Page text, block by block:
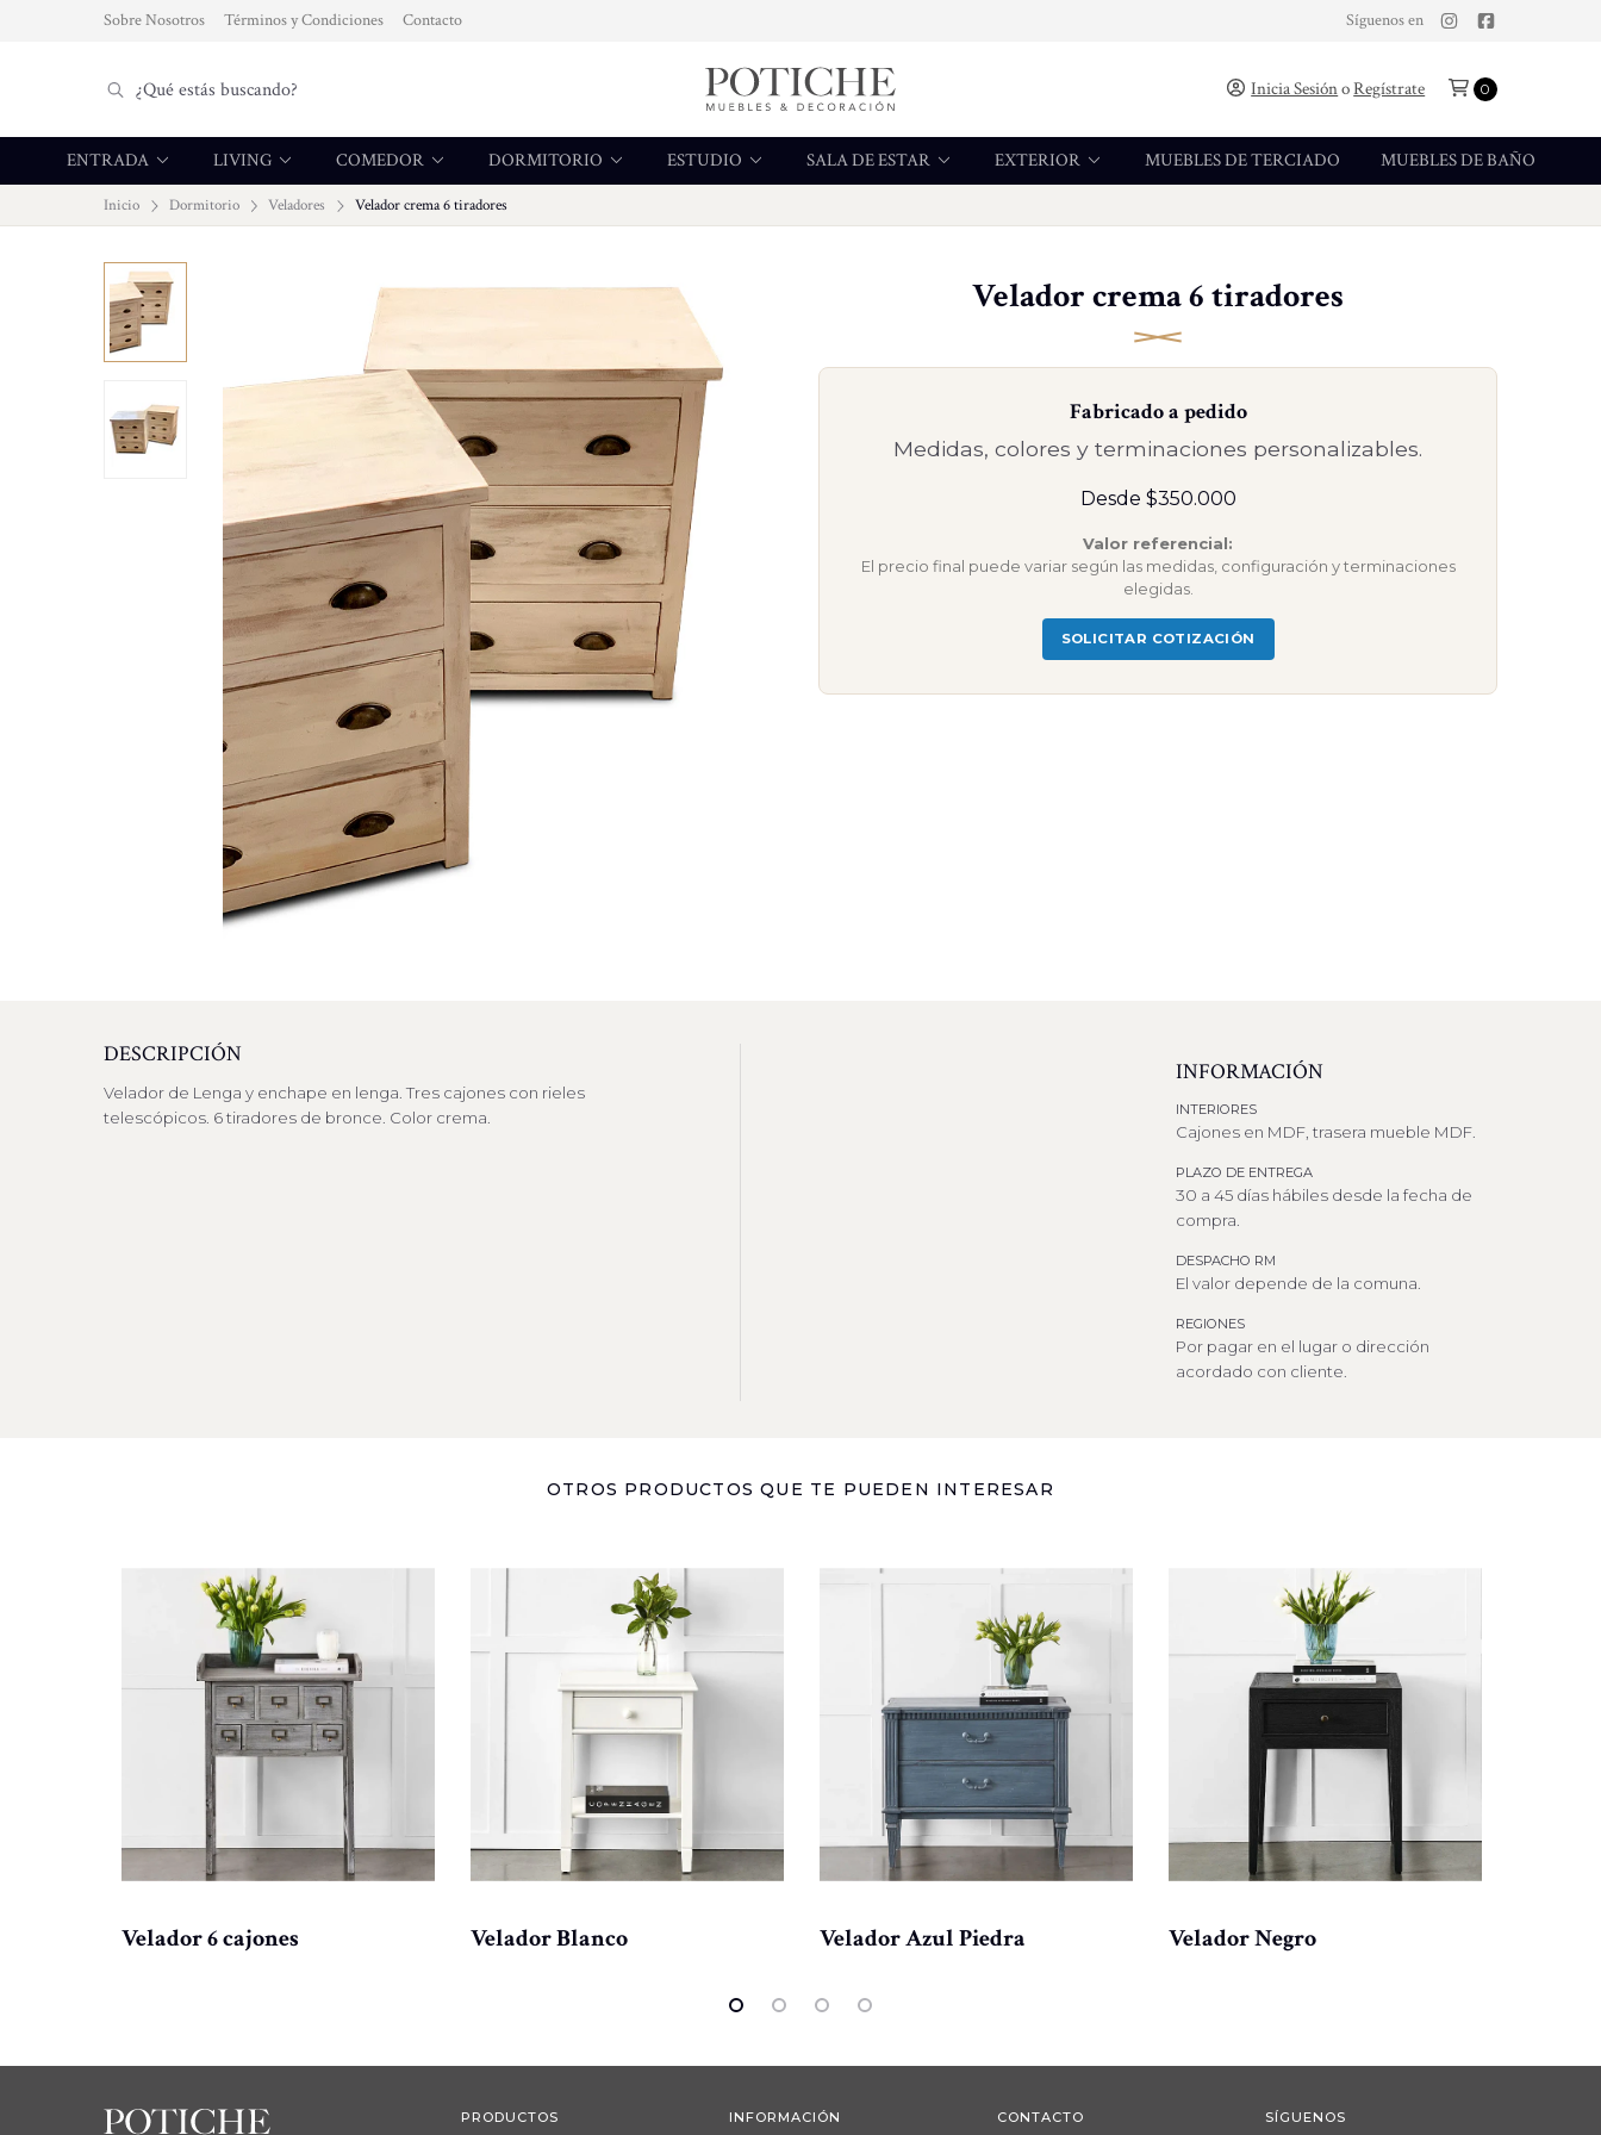
Sobre Nosotros Términos y Condiciones Contacto Síguenos en
Inicia SesiónoRegístrate 0
ENTRADA LIVING COMEDOR DORMITORIO ESTUDIO SALA DE ESTAR EXTERIOR MUEBLES DE TERCIADO MUEBLES DE BAÑO
Inicio Dormitorio Veladores Velador crema 6 tiradores
Velador crema 6 tiradores
Fabricado a pedido
Medidas, colores y terminaciones personalizables.
Desde $350.000
Valor referencial:
El precio final puede variar según las medidas, configuración y terminaciones
elegidas.
SOLICITAR COTIZACIÓN
DESCRIPCIÓN
Velador de Lenga y enchape en lenga. Tres cajones con rieles
telescópicos. 6 tiradores de bronce. Color crema.
INFORMACIÓN
INTERIORES
Cajones en MDF, trasera mueble MDF.
PLAZO DE ENTREGA
30 a 45 días hábiles desde la fecha de
compra.
DESPACHO RM
El valor depende de la comuna.
REGIONES
Por pagar en el lugar o dirección
acordado con cliente.
OTROS PRODUCTOS QUE TE PUEDEN INTERESAR
Velador 6 cajones Velador Blanco Velador Azul Piedra Velador Negro
PRODUCTOS INFORMACIÓN CONTACTO SÍGUENOS